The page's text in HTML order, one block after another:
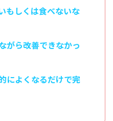
もしくは食べないな
がら改善できなかっ
によくなるだけで完